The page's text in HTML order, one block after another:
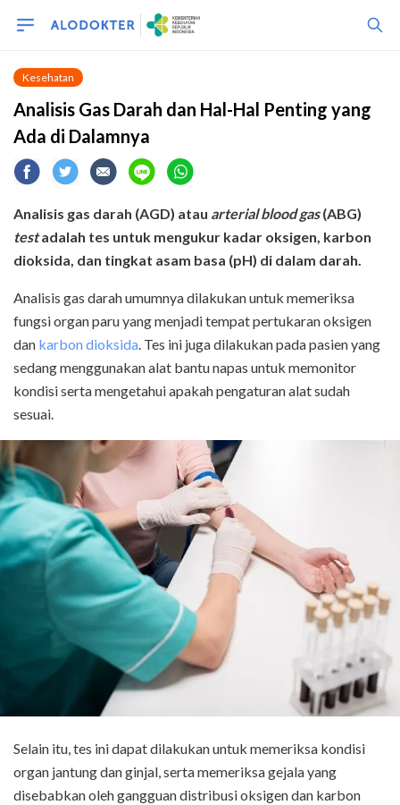
Kesehatan
Analisis Gas Darah dan Hal-Hal Penting yang
Ada di Dalamnya
Analisis gas darah (AGD) atau arterial blood gas(ABG)
testadalah tes untuk mengukur kadar oksigen, karbon
dioksida, dan tingkat asam basa (pH) di dalam darah.
Analisis gas darah umumnya dilakukan untuk memeriksa
fungsi organ paru yang menjadi tempat pertukaran oksigen
dan karbon dioksida. Tes ini juga dilakukan pada pasien yang
sedang menggunakan alat bantu napas untuk memonitor
kondisi serta mengetahui apakah pengaturan alat sudah
sesuai.
Selain itu, tes ini dapat dilakukan untuk memeriksa kondisi
organ jantung dan ginjal, serta memeriksa gejala yang
disebabkan oleh gangguan distribusi oksigen dan karbon